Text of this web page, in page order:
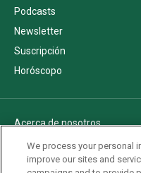
Podcasts
Newsletter
Suscripción
Horóscopo
Acerca de nosotros
Politica de privacidad
Pautas Editoriales
We process your personal
improve our sites and